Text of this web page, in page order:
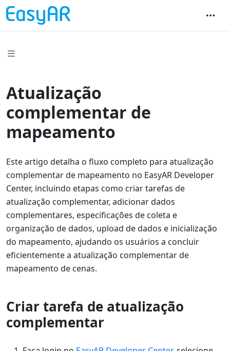
Atualização
complementar de
mapeamento
Este artigo detalha o fluxo completo para atualização
complementar de mapeamento no EasyAR Developer
Center, incluindo etapas como criar tarefas de
atualização complementar, adicionar dados
complementares, especificações de coleta e
organização de dados, upload de dados e inicialização
do mapeamento, ajudando os usuários a concluir
eficientemente a atualização complementar de
mapeamento de cenas.
Criar tarefa de atualização
complementar